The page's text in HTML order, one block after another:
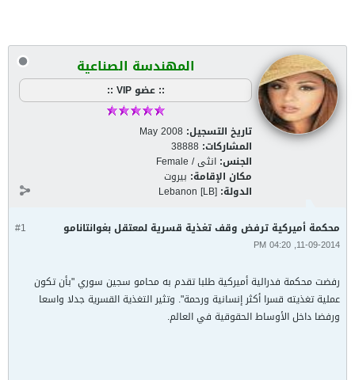
المهندسة الصناعية
:: عضو VIP ::
تاريخ التسجيل: May 2008
المشاركات: 38888
الجنس: انثى / Female
مكان الإقامة: بيروت
الدولة: Lebanon [LB]
#1 محكمة أميركية ترفض وقف تغذية قسرية لمعتقل بغوانتانامو
11-09-2014, 04:20 PM
رفضت محكمة فدرالية أميركية طلبا تقدم به محامو سجين سوري "بأن تكون
عملية تغذيته قسرا أكثر إنسانية ورحمة". وتثير التغذية القسرية جدلا واسعا
ورفضا داخل الأوساط الحقوقية في العالم.